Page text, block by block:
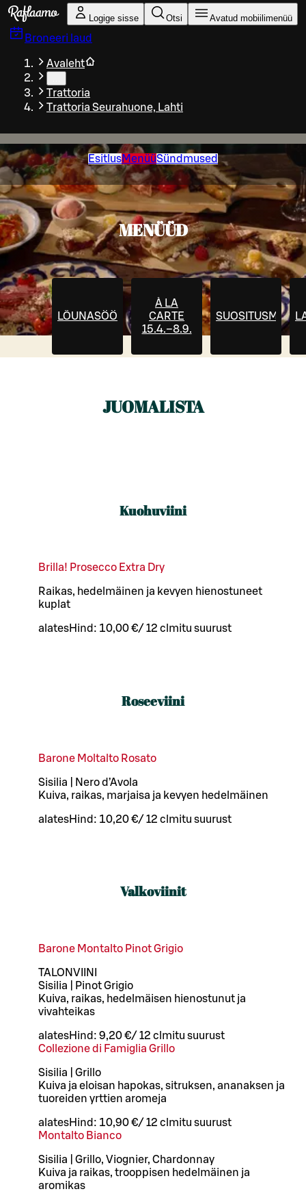
Liigu peamise sisu juurde
Logige sisse Otsi Avatud mobiilimenüü
Broneeri laud
Avaleht
Trattoria
Trattoria Seurahuone, Lahti
EsitlusMenüüSündmused
MENÜÜD
LÕUNASÖÖK
À LA
CARTE
15.4.–8.9.
SUOSITUSMENU
JUOMALISTA
Kuohuviini
Brilla! Prosecco Extra Dry
Raikas, hedelmäinen ja kevyen hienostuneet
kuplat
alatesHind: 10,00 €/ 12 cl mitu suurust
Roseeviini
Barone Moltalto Rosato
Sisilia | Nero d’Avola
Kuiva, raikas, marjaisa ja kevyen hedelmäinen
alatesHind: 10,20 €/ 12 cl mitu suurust
Valkoviinit
Barone Montalto Pinot Grigio
TALONVIINI
Sisilia | Pinot Grigio
Kuiva, raikas, hedelmäisen hienostunut ja
vivahteikas
alatesHind: 9,20 €/ 12 cl mitu suurust
Collezione di Famiglia Grillo
Sisilia | Grillo
Kuiva ja eloisan hapokas, sitruksen, ananaksen ja
tuoreiden yrttien aromeja
alatesHind: 10,90 €/ 12 cl mitu suurust
Montalto Bianco
Sisilia | Grillo, Viognier, Chardonnay
Kuiva ja raikas, trooppisen hedelmäinen ja
aromikas